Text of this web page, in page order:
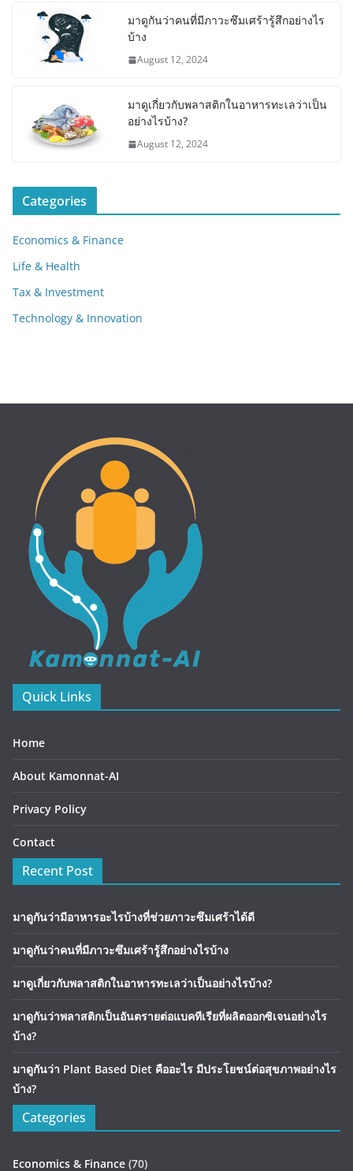
มาดูกันว่าคนที่มีภาวะซึมเศร้ารู้สึกอย่างไร
บ้าง
August 12, 2024
มาดูเกี่ยวกับพลาสติกในอาหารทะเลว่าเป็น
อย่างไรบ้าง?
August 12, 2024
Categories
Economics & Finance
Life & Health
Tax & Investment
Technology & Innovation
Quick Links
Home
About Kamonnat-AI
Privacy Policy
Contact
Recent Post
มาดูกันว่ามีอาหารอะไรบ้างที่ช่วยภาวะซึมเศร้าได้ดี
มาดูกันว่าคนที่มีภาวะซึมเศร้ารู้สึกอย่างไรบ้าง
มาดูเกี่ยวกับพลาสติกในอาหารทะเลว่าเป็นอย่างไรบ้าง?
มาดูกันว่าพลาสติกเป็นอันตรายต่อแบคทีเรียที่ผลิตออกซิเจนอย่างไร
บ้าง?
มาดูกันว่า Plant Based Diet คืออะไร มีประโยชน์ต่อสุขภาพอย่างไร
บ้าง?
Categories
Economics & Finance (70)